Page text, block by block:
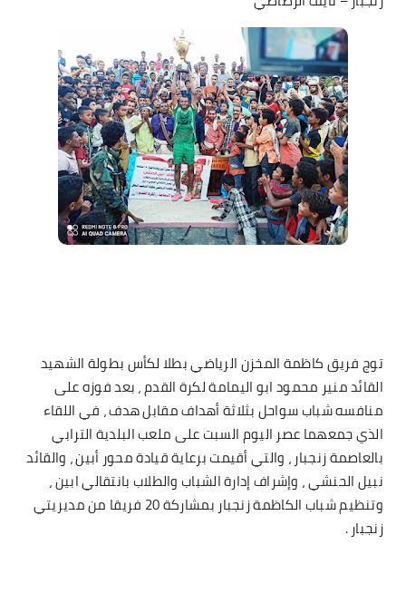
توج فريق كاظمة المخزن الرياضي بطلا لكأس بطولة الشهيد
القائد منير محمود ابو اليمامة لكرة القدم ، بعد فوزه على
منافسه شباب سواحل بثلاثة أهداف مقابل هدف ، في اللقاء
الذي جمعهما عصر اليوم السبت على ملعب البلدية الترابي
بالعاصمة زنجبار ، والتي أقيمت برعاية قيادة محور أبين ، والقائد
نبيل الحنشي ، وإشراف إدارة الشباب والطلاب بانتقالي ابين ،
وتنظيم شباب الكاظمة زنجبار بمشاركة 20 فريقا من مديريتي
زنجبار .